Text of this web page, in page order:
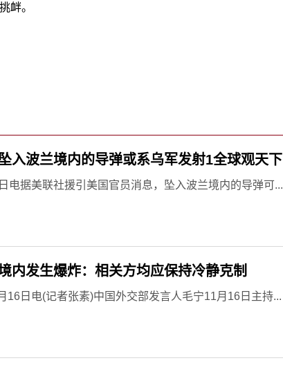
衅。
入波兰境内的导弹或系乌军发射1全球观天下
电据美联社援引美国官员消息，坠入波兰境内的导弹可...
内发生爆炸：相关方均应保持冷静克制
16日电(记者张素)中国外交部发言人毛宁11月16日主持...